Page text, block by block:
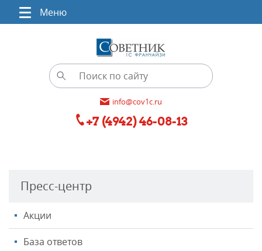
Меню
info@cov1c.ru
+7 (4942) 46-08-13
Пресс-центр
Акции
База ответов